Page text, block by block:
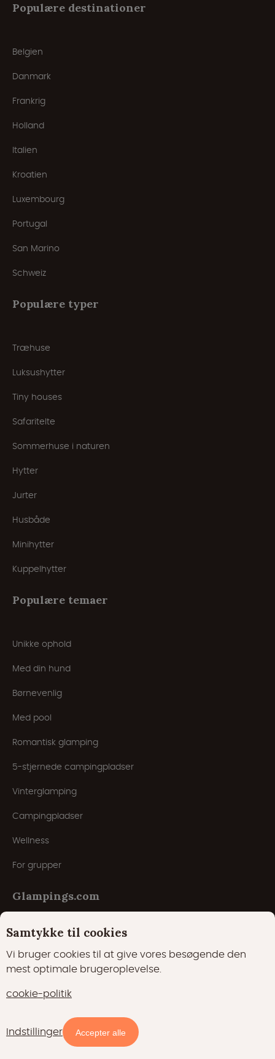
Tilgængelighed og priser
Populære destinationer
Belgien
Danmark
Frankrig
Holland
Italien
Kroatien
Luxembourg
Portugal
San Marino
Schweiz
Populære typer
Træhuse
Luksushytter
Tiny houses
Safaritelte
Sommerhuse i naturen
Hytter
Jurter
Husbåde
Minihytter
Kuppelhytter
Populære temaer
Unikke ophold
Med din hund
Børnevenlig
Med pool
Romantisk glamping
5-stjernede campingpladser
Vinterglamping
Campingpladser
Wellness
For grupper
Glampings.com
Om os
Ofte stillede spørgsmål
Registrer overnatning
Laveste pris-garanti
Samtykke til cookies
Vi bruger cookies til at give vores besøgende den
mest optimale brugeroplevelse.
cookie-politik
Indstillinger Accepter alle